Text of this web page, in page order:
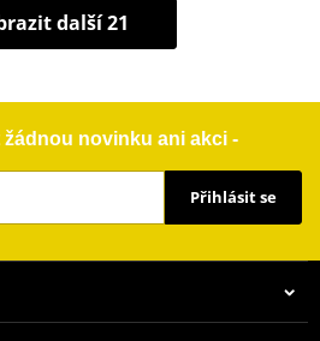
další 21
žádnou novinku ani akci -
Přihlásit se